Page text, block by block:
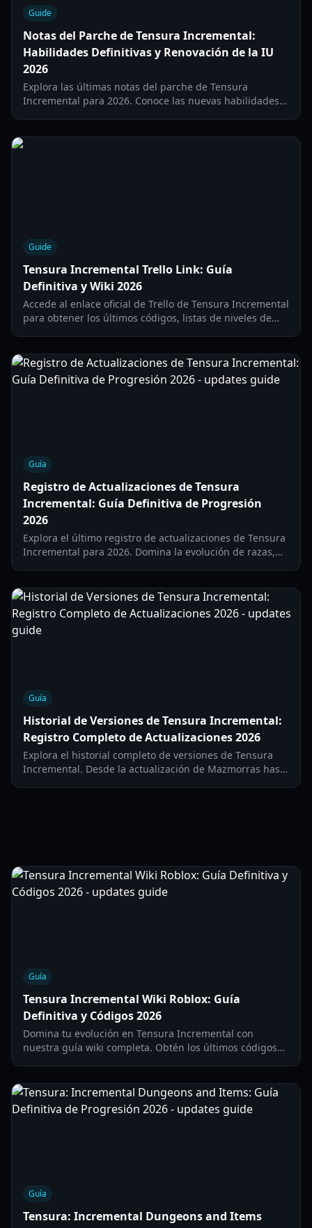
Guide
Notas del Parche de Tensura Incremental:
Habilidades Definitivas y Renovación de la IU
2026
Explora las últimas notas del parche de Tensura
Incremental para 2026. Conoce las nuevas habilidades
Guide
Tensura Incremental Trello Link: Guía
Definitiva y Wiki 2026
Accede al enlace oficial de Trello de Tensura Incremental
para obtener los últimos códigos, listas de niveles de
Guía
Registro de Actualizaciones de Tensura
Incremental: Guía Definitiva de Progresión
2026
Explora el último registro de actualizaciones de Tensura
Incremental para 2026. Domina la evolución de razas,
Guía
Historial de Versiones de Tensura Incremental:
Registro Completo de Actualizaciones 2026
Explora el historial completo de versiones de Tensura
Incremental. Desde la actualización de Mazmorras hasta
Guía
Tensura Incremental Wiki Roblox: Guía
Definitiva y Códigos 2026
Domina tu evolución en Tensura Incremental con
nuestra guía wiki completa. Obtén los últimos códigos
Guía
Tensura: Incremental Dungeons and Items